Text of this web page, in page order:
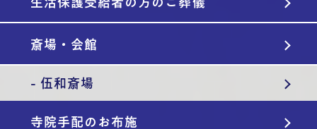
斎場・会館
- 伍和斎場
寺院手配のお布施